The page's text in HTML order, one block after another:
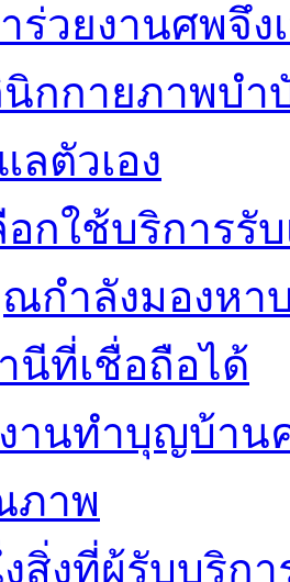
ร่วยงานศพจึ
กกายภาพบำ
ลตัวเอง
อกใช้บริการรั
กำลังมองหา
นีที่เชื่อถือได้
านทำบุญบ้าน
ภาพ
สิ่งที่ผู้รับบริก